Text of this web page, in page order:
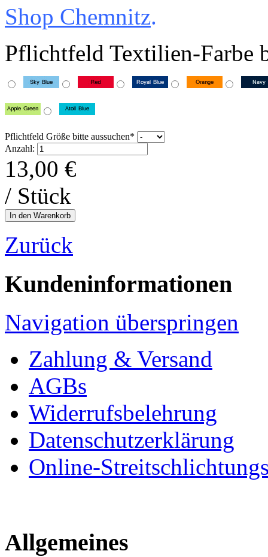
Shop Chemnitz.
Pflichtfeld Textilien-Farbe
Pflichtfeld Größe bitte aussuchen*
Anzahl:
13,00 €
/ Stück
Zurück
Kundeninformationen
Navigation überspringen
Zahlung & Versand
AGBs
Widerrufsbelehrung
Datenschutzerklärung
Online-
Allgemeines